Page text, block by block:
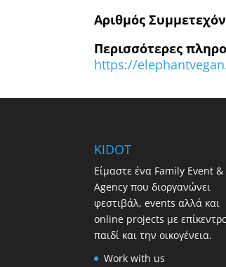
Αριθμός
Περισσότερες
https://
KIDOT
Είμαστε ένα Family Event &
Agency που διοργανώνει
φεστιβάλ, events αλλά και
online projects με
παιδί και την οικογένεια.
Work with us